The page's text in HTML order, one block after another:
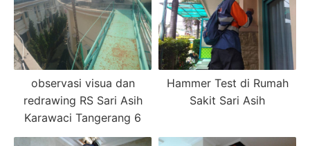
observasi visua dan
redrawing RS Sari Asih
Karawaci Tangerang 6
Hammer Test di Rumah
Sakit Sari Asih